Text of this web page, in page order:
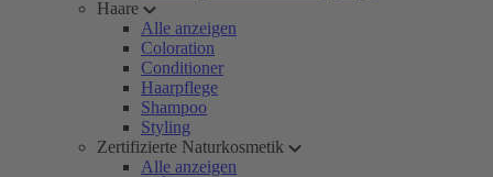
Haare
Alle anzeigen
Coloration
Conditioner
Haarpflege
Shampoo
Styling
Zertifizierte Naturkosmetik
Alle anzeigen